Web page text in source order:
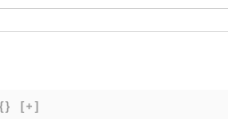
{} [+]